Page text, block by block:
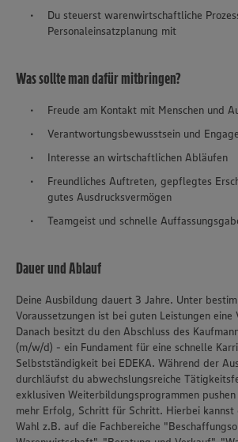
Du steuerst warenwirtschaftliche
Personaleinsatzplanung mit
Was sollte man dafür mitbringen?
Freude am Kontakt mit Menschen und
Verantwortungsbewusstsein und
Interesse an wirtschaftlichen Abläufen
Freundliches Auftreten, gepflegtes
gutes Ausdrucksvermögen
Teamgeist und schnelle
Dauer und Ablauf
Deine Ausbildung dauert 3 Jahre. Unter
Voraussetzungen ist bei guten Leistungen eine
Danach besitzt du den Abschluss des
(m/w/d) - ein Fundament für eine schnelle
Selbstständigkeit bei EDEKA. Während der
durchläufst du abwechslungsreiche
exklusiven Weiterbildungsprogrammen
mehr Erfolg, Schritt für Schritt. Hierbei kannst
Wahl z.B. auf die Fachbereiche